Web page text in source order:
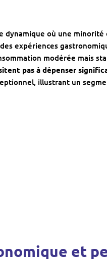
où une minorité
expériences
modérée mais
pas à dépenser
illustrant un
et